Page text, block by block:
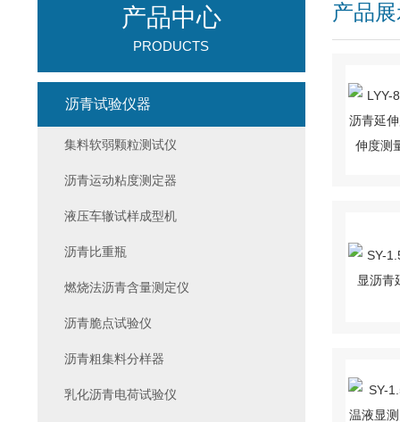
产品
产品中心
PRODUCTS
沥青试验仪器
集料软弱颗粒测试仪
沥青运动粘度测定器
液压车辙试样成型机
沥青比重瓶
燃烧法沥青含量测定仪
沥青脆点试验仪
沥青粗集料分样器
乳化沥青电荷试验仪